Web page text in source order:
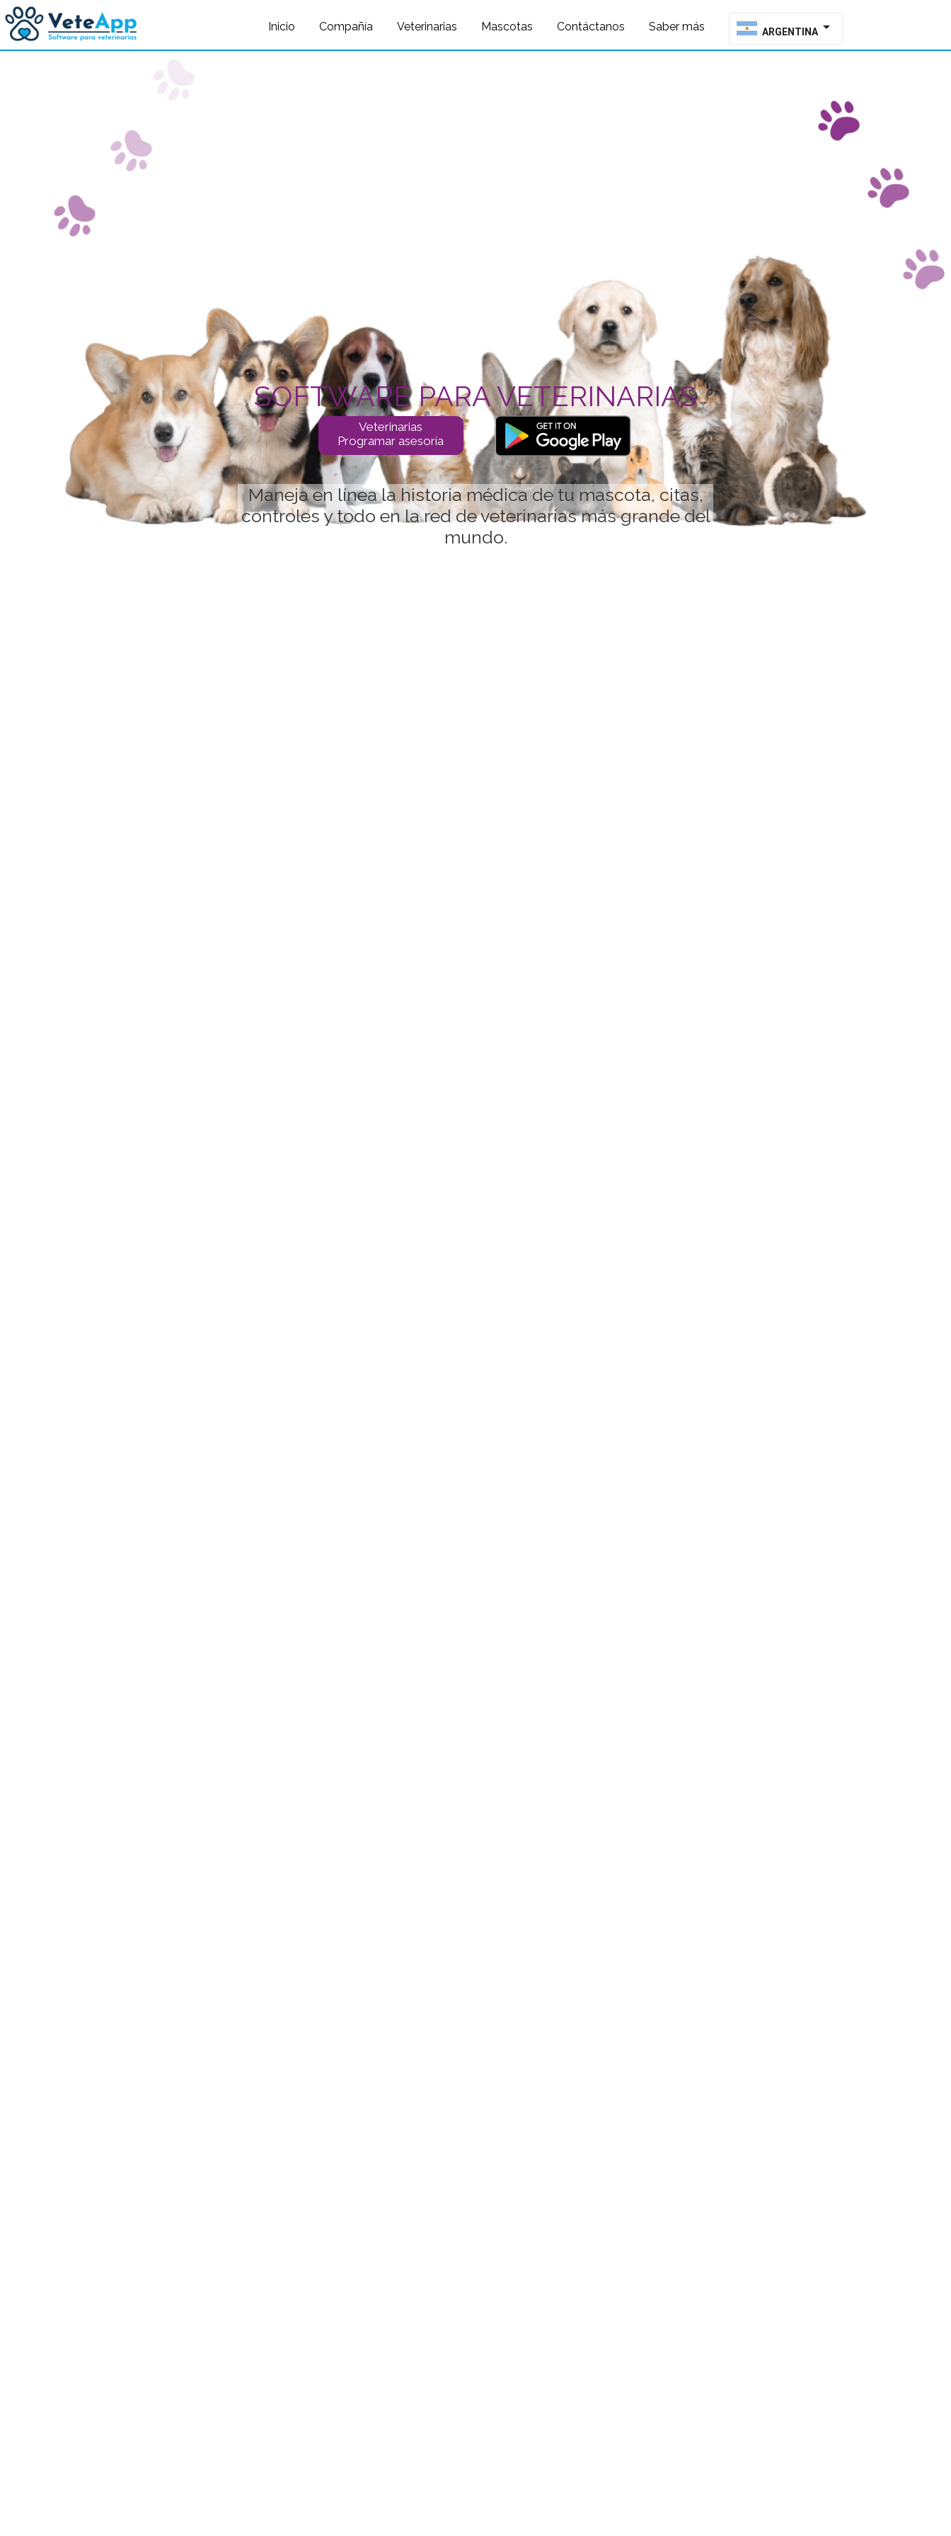
query failed, Table 'nwproject5_petsoft.preload_images' doesn't exist::SQL Query: /*qc=on*/ select * from preload_images where pagina=32
Inicio Compañía Veterinarias Mascotas Contáctanos Saber más ARGENTINA arrow_drop_down
SOFTWARE PARA VETERINARIAS
Veterinarias
Programar asesoría
Maneja en línea la historia médica de tu mascota, citas,
controles y todo en la red de veterinarias más grande del
mundo.